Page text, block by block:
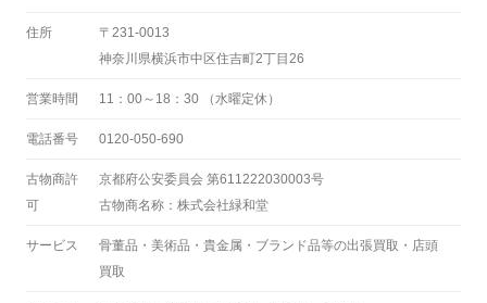
住所
〒231-0013
神奈川県横浜市中区住吉町2丁目26
営業時間 11：00～18：30 （水曜定休）
電話番号 0120-050-690
古物商許
可
京都府公安委員会 第611222030003号
古物商名称：株式会社緑和堂
サービス
骨董品・美術品・貴金属・ブランド品等の出張買取・店頭
買取